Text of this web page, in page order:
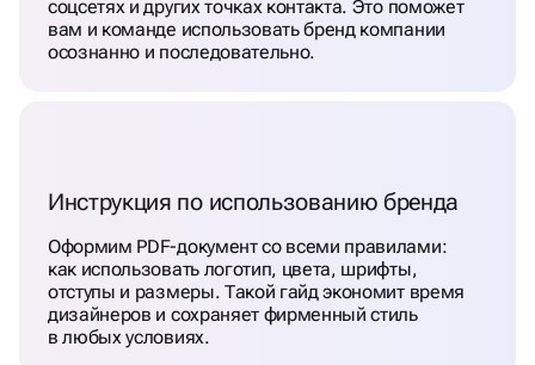
соцсетях и других точках контакта. Это поможет
вам и команде использовать бренд компании
осознанно и последовательно.
Инструкция по использованию бренда
Оформим PDF-документ со всеми правилами:
как использовать логотип, цвета, шрифты,
отступы и размеры. Такой гайд экономит время
дизайнеров и сохраняет фирменный стиль
в любых условиях.